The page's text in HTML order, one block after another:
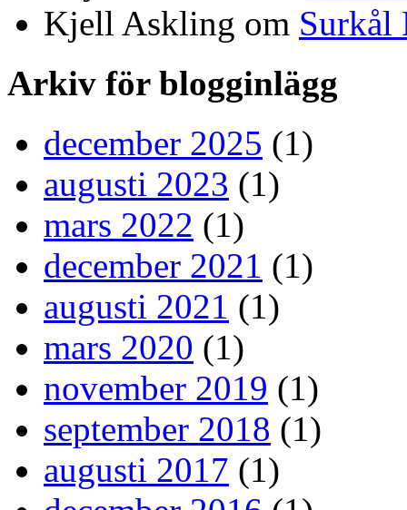
Kjell Askling om Surkål
Arkiv för blogginlägg
december 2025 (1)
augusti 2023 (1)
mars 2022 (1)
december 2021 (1)
augusti 2021 (1)
mars 2020 (1)
november 2019 (1)
september 2018 (1)
augusti 2017 (1)